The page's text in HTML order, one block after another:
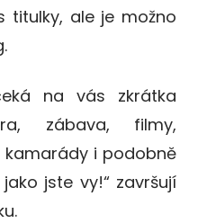
titulky, ale je možno
na vás zkrátka
zábava, filmy,
kamarády i podobně
jste vy!“ završují